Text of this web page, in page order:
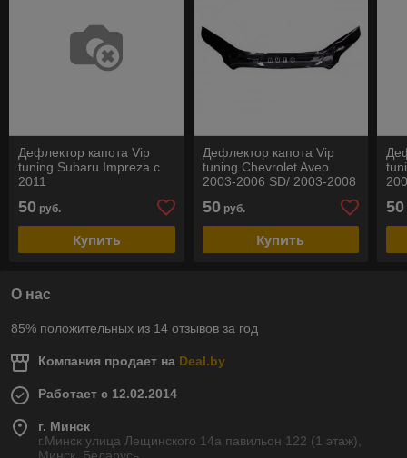
Дефлектор капота Vip
tuning Subaru Impreza с
2011
50 руб.
Купить
Дефлектор капота Vip
tuning Chevrolet Aveo
2003-2006 SD/ 2003-2008
50 руб.
Купить
50
О нас
85% положительных из 14 отзывов за год
Компания продает на Deal.by
Работает с 12.02.2014
г. Минск
г.Минск улица Лещинского 14а павильон 122 (1 этаж),